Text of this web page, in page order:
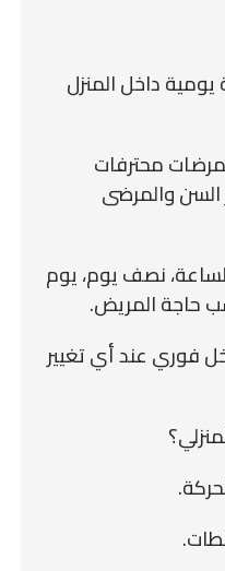
داخل المنزل
محترفات
السن والمرضى
نصف يوم، يوم
حاجة المريض.
فوري عند أي تغيير